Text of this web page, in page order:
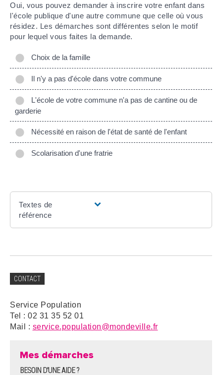
Oui, vous pouvez demander à inscrire votre enfant dans
l'école publique d'une autre commune que celle où vous
résidez. Les démarches sont différentes selon le motif
pour lequel vous faites la demande.
Choix de la famille
Il n'y a pas d'école dans votre commune
L'école de votre commune n'a pas de cantine ou de
garderie
Nécessité en raison de l'état de santé de l'enfant
Scolarisation d'une fratrie
Textes de
référence
CONTACT
Service Population
Tel : 02 31 35 52 01
Mail : service.population@mondeville.fr
Mes démarches
BESOIN D'UNE AIDE ?